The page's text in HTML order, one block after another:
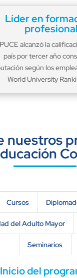
Líder en
alcanzó la
país por tercer año
según los
World University
nuestros
Cursos
del Adulto Mayor
Seminarios
Inicio del